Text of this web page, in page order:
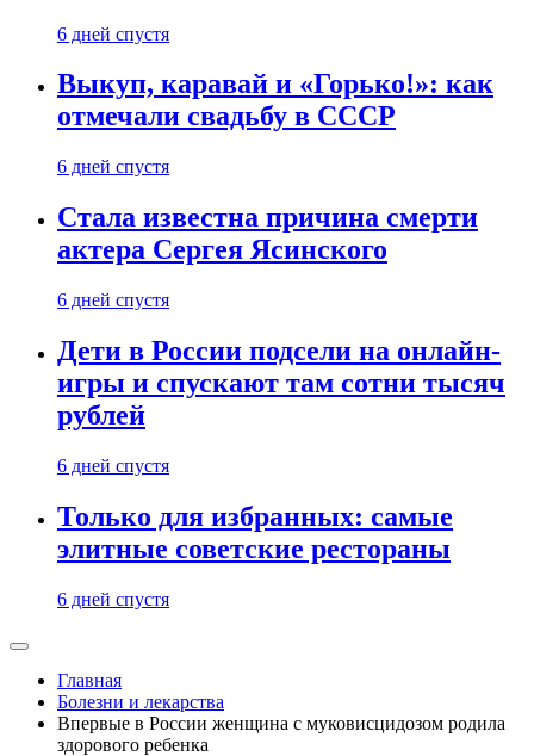
6 дней спустя
Выкуп, каравай и «Горько!»: как
отмечали свадьбу в СССР
6 дней спустя
Стала известна причина смерти
актера Сергея Ясинского
6 дней спустя
Дети в России подсели на онлайн-
игры и спускают там сотни тысяч
рублей
6 дней спустя
Только для избранных: самые
элитные советские рестораны
6 дней спустя
Главная
Болезни и лекарства
Впервые в России женщина с муковисцидозом родила
здорового ребенка